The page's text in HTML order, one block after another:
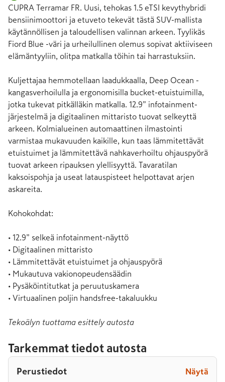
CUPRA Terramar FR. Uusi, tehokas 1.5 eTSI kevythybridi
bensiinimoottori ja etuveto tekevät tästä SUV-mallista
käytännöllisen ja taloudellisen valinnan arkeen. Tyylikäs
Fiord Blue -väri ja urheilullinen olemus sopivat aktiiviseen
elämäntyyliin, olitpa matkalla töihin tai harrastuksiin.
Kuljettajaa hemmotellaan laadukkaalla, Deep Ocean -
kangasverhoilulla ja ergonomisilla bucket-etuistuimilla,
jotka tukevat pitkälläkin matkalla. 12.9” infotainment-
järjestelmä ja digitaalinen mittaristo tuovat selkeyttä
arkeen. Kolmialueinen automaattinen ilmastointi
varmistaa mukavuuden kaikille, kun taas lämmitettävät
etuistuimet ja lämmitettävä nahkaverhoiltu ohjauspyörä
tuovat arkeen ripauksen ylellisyyttä. Tavaratilan
kaksoispohja ja useat latauspisteet helpottavat arjen
askareita.
Kohokohdat:
• 12.9” selkeä infotainment-näyttö
• Digitaalinen mittaristo
• Lämmitettävät etuistuimet ja ohjauspyörä
• Mukautuva vakionopeudensäädin
• Pysäköintitutkat ja peruutuskamera
• Virtuaalinen poljin handsfree-takaluukku
Tekoälyn tuottama esittely autosta
Tarkemmat tiedot autosta
Perustiedot Näytä